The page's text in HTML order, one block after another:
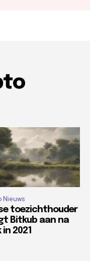
Nieuws
toezichthouder
Bitkub aan na
2021